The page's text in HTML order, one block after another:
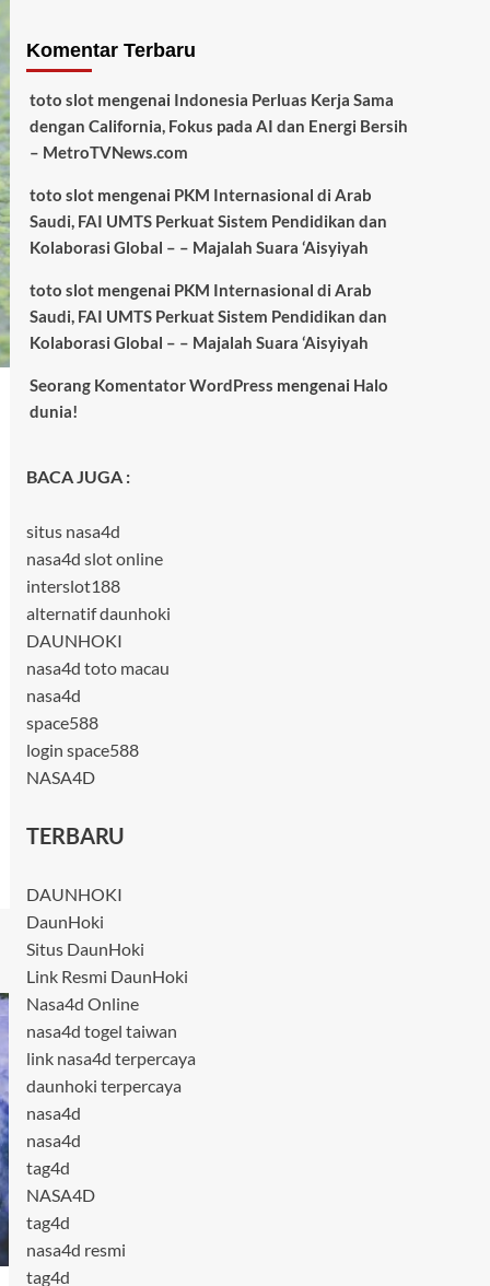
Komentar Terbaru
toto slotmengenai Indonesia Perluas Kerja Sama
dengan California, Fokus pada AI dan Energi Bersih
– MetroTVNews.com
toto slotmengenai PKM Internasional di Arab
Saudi, FAI UMTS Perkuat Sistem Pendidikan dan
Kolaborasi Global – – Majalah Suara ‘Aisyiyah
toto slotmengenai PKM Internasional di Arab
Saudi, FAI UMTS Perkuat Sistem Pendidikan dan
Kolaborasi Global – – Majalah Suara ‘Aisyiyah
Seorang Komentator WordPress mengenai Halo
dunia!
BACA JUGA :
situs nasa4d
nasa4d slot online
interslot188
alternatif daunhoki
DAUNHOKI
nasa4d toto macau
nasa4d
space588
login space588
NASA4D
TERBARU
DAUNHOKI
DaunHoki
Situs DaunHoki
Link Resmi DaunHoki
Nasa4d Online
nasa4d togel taiwan
link nasa4d terpercaya
daunhoki terpercaya
nasa4d
nasa4d
tag4d
NASA4D
tag4d
nasa4d resmi
tag4d